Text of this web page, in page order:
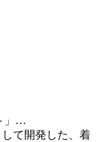
」…
て開発した、着